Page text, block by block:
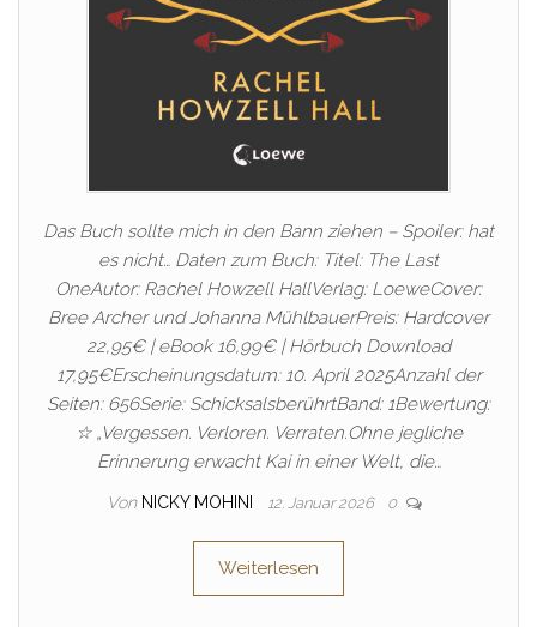
Das Buch sollte mich in den Bann ziehen – Spoiler: hat
es nicht… Daten zum Buch: Titel: The Last
OneAutor: Rachel Howzell HallVerlag: LoeweCover:
Bree Archer und Johanna MühlbauerPreis: Hardcover
22,95€ | eBook 16,99€ | Hörbuch Download
17,95€Erscheinungsdatum: 10. April 2025Anzahl der
Seiten: 656Serie: SchicksalsberührtBand: 1Bewertung:
☆ „Vergessen. Verloren. Verraten.Ohne jegliche
Erinnerung erwacht Kai in einer Welt, die…
Von NICKY MOHINI 12. Januar 2026 0
Weiterlesen